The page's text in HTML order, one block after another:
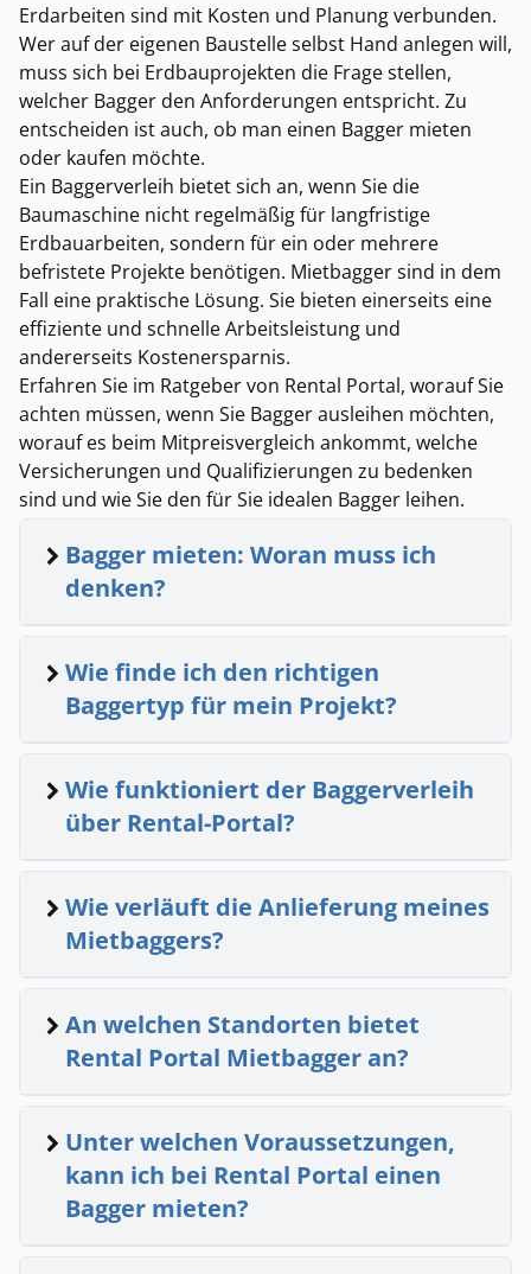
Erdarbeiten sind mit Kosten und Planung verbunden.
Wer auf der eigenen Baustelle selbst Hand anlegen will,
muss sich bei Erdbauprojekten die Frage stellen,
welcher Bagger den Anforderungen entspricht. Zu
entscheiden ist auch, ob man einen Bagger mieten
oder kaufen möchte.
Ein Baggerverleih bietet sich an, wenn Sie die
Baumaschine nicht regelmäßig für langfristige
Erdbauarbeiten, sondern für ein oder mehrere
befristete Projekte benötigen. Mietbagger sind in dem
Fall eine praktische Lösung. Sie bieten einerseits eine
effiziente und schnelle Arbeitsleistung und
andererseits Kostenersparnis.
Erfahren Sie im Ratgeber von Rental Portal, worauf Sie
achten müssen, wenn Sie Bagger ausleihen möchten,
worauf es beim Mitpreisvergleich ankommt, welche
Versicherungen und Qualifizierungen zu bedenken
sind und wie Sie den für Sie idealen Bagger leihen.
Bagger mieten: Woran muss ich
denken?
Wie finde ich den richtigen
Baggertyp für mein Projekt?
Wie funktioniert der Baggerverleih
über Rental-Portal?
Wie verläuft die Anlieferung meines
Mietbaggers?
An welchen Standorten bietet
Rental Portal Mietbagger an?
Unter welchen Voraussetzungen,
kann ich bei Rental Portal einen
Bagger mieten?